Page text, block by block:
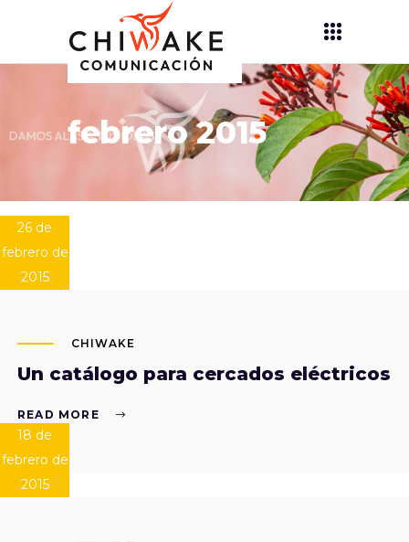
febrero 2015
26 de
febrero de
2015
CHIWAKE
Un catálogo para cercados eléctricos
READ MORE
18 de
febrero de
2015